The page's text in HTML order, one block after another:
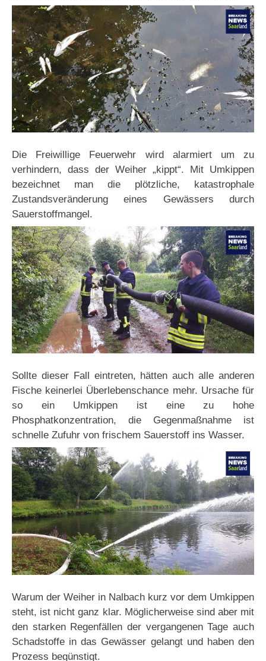
Die Freiwillige Feuerwehr wird alarmiert um zu
verhindern, dass der Weiher „kippt“. Mit Umkippen
bezeichnet man die plötzliche, katastrophale
Zustandsveränderung eines Gewässers durch
Sauerstoffmangel.
Sollte dieser Fall eintreten, hätten auch alle anderen
Fische keinerlei Überlebenschance mehr. Ursache für
so ein Umkippen ist eine zu hohe
Phosphatkonzentration, die Gegenmaßnahme ist
schnelle Zufuhr von frischem Sauerstoff ins Wasser.
Warum der Weiher in Nalbach kurz vor dem Umkippen
steht, ist nicht ganz klar. Möglicherweise sind aber mit
den starken Regenfällen der vergangenen Tage auch
Schadstoffe in das Gewässer gelangt und haben den
Prozess begünstigt.